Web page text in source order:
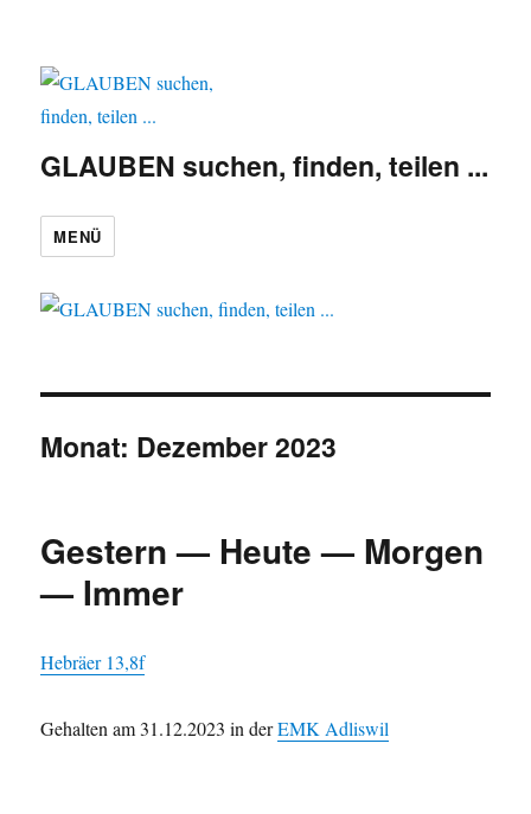
GLAUBEN suchen, finden, teilen ...
MENÜ
Monat: Dezember 2023
Gestern — Heute — Morgen
— Immer
Hebräer 13,8f
Gehal­ten am 31.12.2023 in derEMK Adliswil